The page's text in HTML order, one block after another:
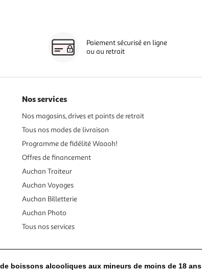
Paiement sécurisé en ligne
ou au retrait
Nos services
Nos magasins, drives et points de retrait
Tous nos modes de livraison
Programme de fidélité Waaoh!
Offres de financement
Auchan Traiteur
Auchan Voyages
Auchan Billetterie
Auchan Photo
Tous nos services
boissons alcooliques aux mineurs de moins de 18 ans